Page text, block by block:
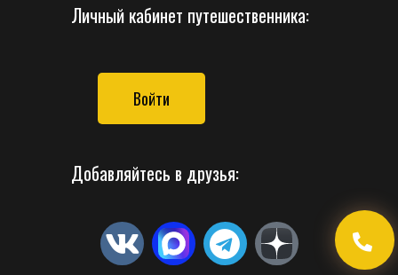
Личный кабинет путешественника:
Войти
Добавляйтесь в друзья: